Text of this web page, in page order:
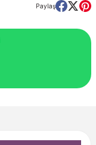
Paylaş